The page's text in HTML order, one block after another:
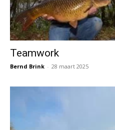
Teamwork
Bernd Brink - 28 maart 2025